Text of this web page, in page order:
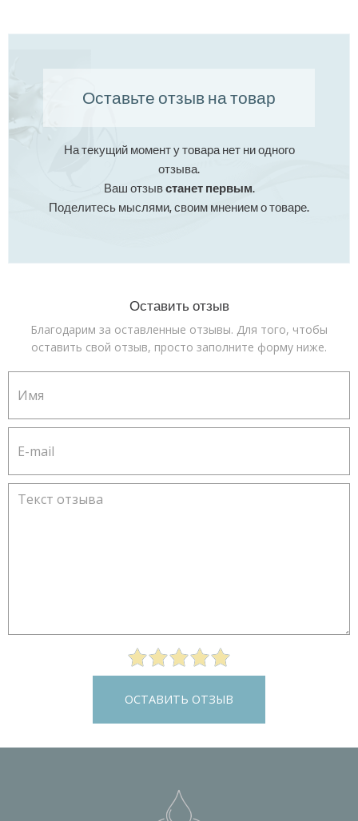
Оставьте отзыв на товар
На текущий момент у товара нет ни одного
отзыва.
Ваш отзывстанет первым.
Поделитесь мыслями, своим мнением о товаре.
Оставить отзыв
Благодарим за оставленные отзывы. Для того, чтобы
оставить свой отзыв, просто заполните форму ниже.
ОСТАВИТЬ ОТЗЫВ